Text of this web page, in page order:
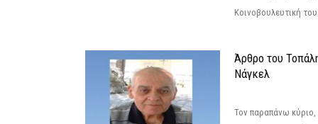
Κοινοβουλευτική
Άρθρο του
Νάγκελ
Τον παραπάνω